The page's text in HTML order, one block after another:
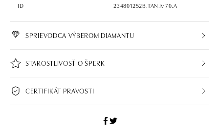
ID
234801252B.TAN.M70.A
SPRIEVODCA VÝBEROM DIAMANTU
STAROSTLIVOSŤ O ŠPERK
CERTIFIKÁT PRAVOSTI